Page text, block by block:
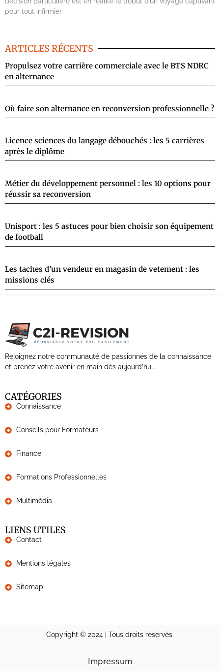
pour tout infirmier.
ARTICLES RÉCENTS
Propulsez votre carrière commerciale avec le BTS NDRC
en alternance
Où faire son alternance en reconversion professionnelle ?
Licence sciences du langage débouchés : les 5 carrières
après le diplôme
Métier du développement personnel : les 10 options pour
réussir sa reconversion
Unisport : les 5 astuces pour bien choisir son équipement
de football
Les taches d’un vendeur en magasin de vetement : les
missions clés
Rejoignez notre communauté de passionnés de la connaissance
et prenez votre avenir en main dès aujourd’hui.
CATÉGORIES
Connaissance
Conseils pour Formateurs
Finance
Formations Professionnelles
Multimédia
LIENS UTILES
Contact
Mentions légales
Sitemap
Copyright © 2024 | Tous droits réservés.
Impressum